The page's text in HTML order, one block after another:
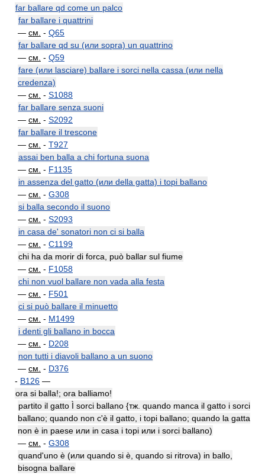
far ballare qd come un palco
far ballare i quattrini
— см. - Q65
far ballare qd su (или sopra) un quattrino
— см. - Q59
fare (или lasciare) ballare i sorci nella cassa (или nella
credenza)
— см. - S1088
far ballare senza suoni
— см. - S2092
far ballare il trescone
— см. - T927
assai ben balla a chi fortuna suona
— см. - F1135
in assenza del gatto (или della gatta) i topi ballano
— см. - G308
si balla secondo il suono
— см. - S2093
in casa de' sonatori non ci si balla
— см. - C1199
chi ha da morir di forca, può ballar sul fiume
— см. - F1058
chi non vuol ballare non vada alla festa
— см. - F501
ci si può ballare il minuetto
— см. - M1499
i denti gli ballano in bocca
— см. - D208
non tutti i diavoli ballano a un suono
— см. - D376
- B126 —
ora si balla!; ora balliamo!
partito il gatto Ì sorci ballano {тж. quando manca il gatto i sorci
ballano; quando non c'è il gatto, i topi ballano; quando la gatta
non è in paese или in casa i topi или i sorci ballano)
— см. - G308
quand'uno è (или quando si è, quando si ritrova) in ballo,
bisogna ballare